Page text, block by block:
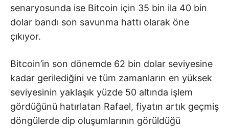
senaryosunda ise Bitcoin için 35 bin ila 40 bin
dolar bandı son savunma hattı olarak öne
çıkıyor.
Bitcoin’in son dönemde 62 bin dolar seviyesine
kadar gerilediğini ve tüm zamanların en yüksek
seviyesinin yaklaşık yüzde 50 altında işlem
gördüğünü hatırlatan Rafael, fiyatın artık geçmiş
döngülerde dip oluşumlarının görüldüğü